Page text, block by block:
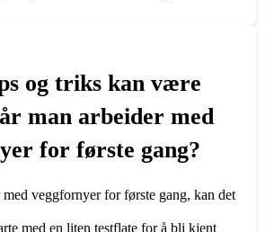
og triks kan være
man arbeider med
for første gang?
veggfornyer for første gang, kan det
med en liten testflate for å bli kjent